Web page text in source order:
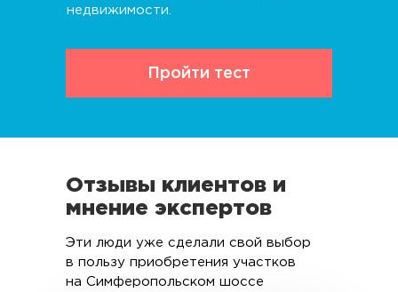
недвижимости.
Пройти тест
Отзывы клиентов и
мнение экспертов
Эти люди уже сделали свой выбор
в пользу приобретения участков
на Симферопольском шоссе